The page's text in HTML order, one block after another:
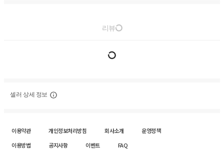
리뷰
셀러 상세 정보
이용약관 개인정보처리방침 회사소개
운영정책
이용방법
공지사항 이벤트 FAQ